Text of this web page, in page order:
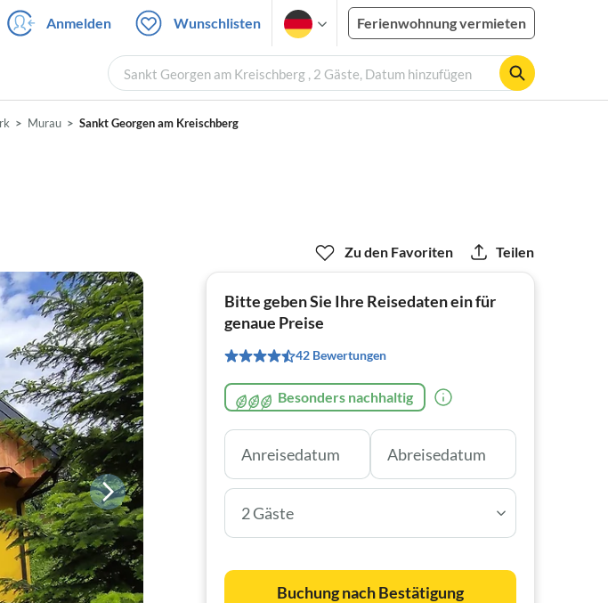
Anmelden Wunschlisten Ferienwohnung vermieten
Sankt Georgen am Kreischberg , 2 Gäste, Datum hinzufügen
Murau Sankt Georgen am Kreischberg
Zu den Favoriten Teilen
Bitte geben Sie Ihre Reisedaten ein für
genaue Preise
42 Bewertungen
Besonders nachhaltig
2 Gäste
Buchung nach Bestätigung